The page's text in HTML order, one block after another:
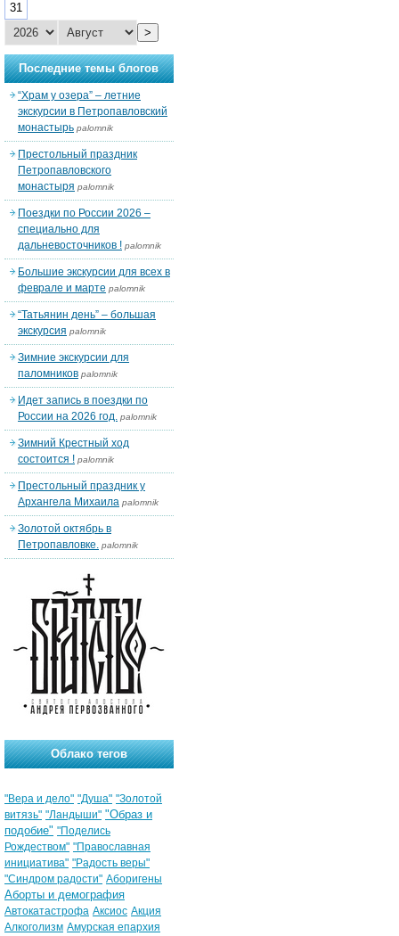
31
>
Последние темы блогов
“Храм у озера” – летние
экскурсии в Петропавловский
монастырь palomnik
Престольный праздник
Петропавловского
монастыря palomnik
Поездки по России 2026 –
специально для
дальневосточников ! palomnik
Большие экскурсии для всех в
феврале и марте palomnik
“Татьянин день” – большая
экскурсия palomnik
Зимние экскурсии для
паломников palomnik
Идет запись в поездки по
России на 2026 год. palomnik
Зимний Крестный ход
состоится ! palomnik
Престольный праздник у
Архангела Михаила palomnik
Золотой октябрь в
Петропавловке. palomnik
Облако тегов
"Вера и дело" "Душа" "Золотой
витязь" "Ландыши" "Образ и
подобие" "Поделись
Рождеством" "Православная
инициатива" "Радость веры"
"Синдром радости" Аборигены
Аборты и демография
Автокатастрофа Аксиос Акция
Алкоголизм Амурская епархия